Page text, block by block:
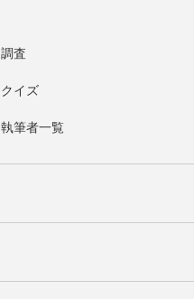
調査
クイズ
執筆者一覧